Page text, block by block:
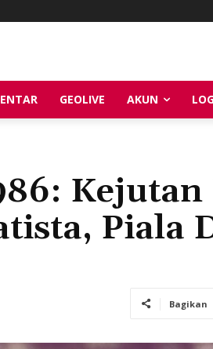
GEOLIVE AKUN
Piala
Bagikan